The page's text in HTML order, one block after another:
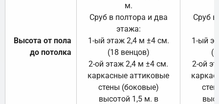
Высота от пола
до потолка
м.
Сруб в полтора и два
этажа:
1-ый этаж 2,4 м ±4 см.
(18 венцов)
2-ой этаж 2,4 м ±4 см.
каркасные аттиковые
стены (боковые)
высотой 1,5 м. в
Сруб
1-ый
2-ой